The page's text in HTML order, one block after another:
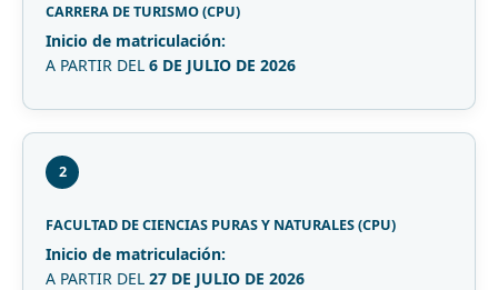
CARRERA DE TURISMO (CPU)
Inicio de matriculación:
A PARTIR DEL 6 DE JULIO DE 2026
2
FACULTAD DE CIENCIAS PURAS Y NATURALES (CPU)
Inicio de matriculación:
A PARTIR DEL 27 DE JULIO DE 2026